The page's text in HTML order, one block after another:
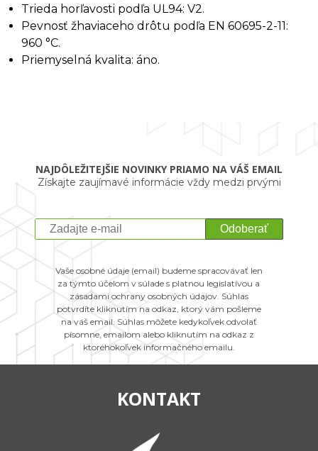
Trieda horľavosti podľa UL94: V2.
Pevnosť žhaviaceho drôtu podľa EN 60695-2-11:
960 °C.
Priemyselná kvalita: áno.
NAJDÔLEŽITEJŠIE NOVINKY PRIAMO NA VÁŠ EMAIL
Získajte zaujímavé informácie vždy medzi prvými
Odoberať
Vaše osobné údaje (email) budeme spracovávať len
za týmto účelom v súlade s platnou legislatívou a
zásadami ochrany osobných údajov. Súhlas
potvrdíte kliknutím na odkaz, ktorý vám pošleme
na váš email. Súhlas môžete kedykoľvek odvolať
písomne, emailom alebo kliknutím na odkaz z
ktoréhokoľvek informačného emailu.
KONTAKT